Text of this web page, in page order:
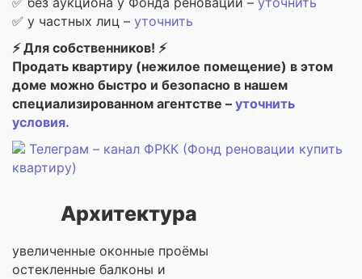
✅ у частных лиц – уточнить
⚡ Для собственников! ⚡
Продать квартиру (нежилое помещение) в этом
доме можно быстро и безопасно в нашем
специализированном агентстве – уточнить
условия.
Телеграм – канал ФРКК (Фонд реновации купить
квартиру)
Архитектура
увеличенные оконные проёмы
остекленные балконы и